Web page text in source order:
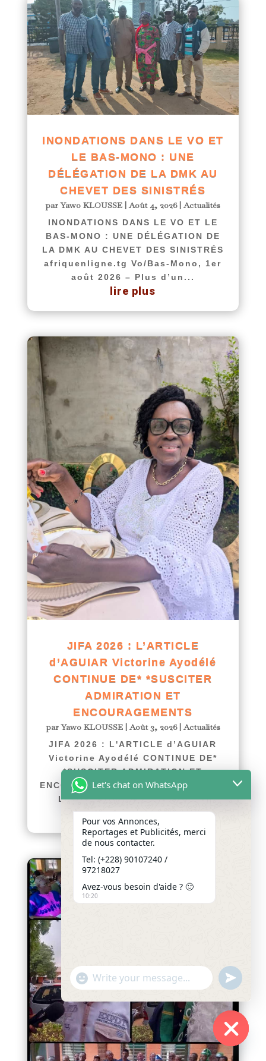
INONDATIONS DANS LE VO ET
LE BAS-MONO : UNE
DÉLÉGATION DE LA DMK AU
CHEVET DES SINISTRÉS
parYawo KLOUSSE |Août 4, 2026|Actualités
INONDATIONS DANS LE VO ET LE
BAS-MONO : UNE DÉLÉGATION DE
LA DMK AU CHEVET DES SINISTRÉS
afriquenligne.tg Vo/Bas-Mono, 1er
août 2026 – Plus d’un...
lire plus
JIFA 2026 : L’ARTICLE
d’AGUIAR Victorine Ayodélé
CONTINUE DE* *SUSCITER
ADMIRATION ET
ENCOURAGEMENTS
parYawo KLOUSSE|Août 3, 2026|Actualités
JIFA 2026 : L'ARTICLE d’AGUIAR
Victorine Ayodélé CONTINUE DE*
*SUSCITER ADMIRATION ET
ENCOURAGEMENTS afriquenligne.tg
L’article intitulé « Journée...
lire plus
Hide
Let's chat on WhatsApp
Pour vos Annonces,
Reportages et Publicités, merci
de nous contacter.
Tel: (+228) 90107240 /
97218027
Avez-vous besoin d'aide ? 🙂
10:20
"+chaty_settings.lang.emoji_picker+"
WhatsApp
undefined